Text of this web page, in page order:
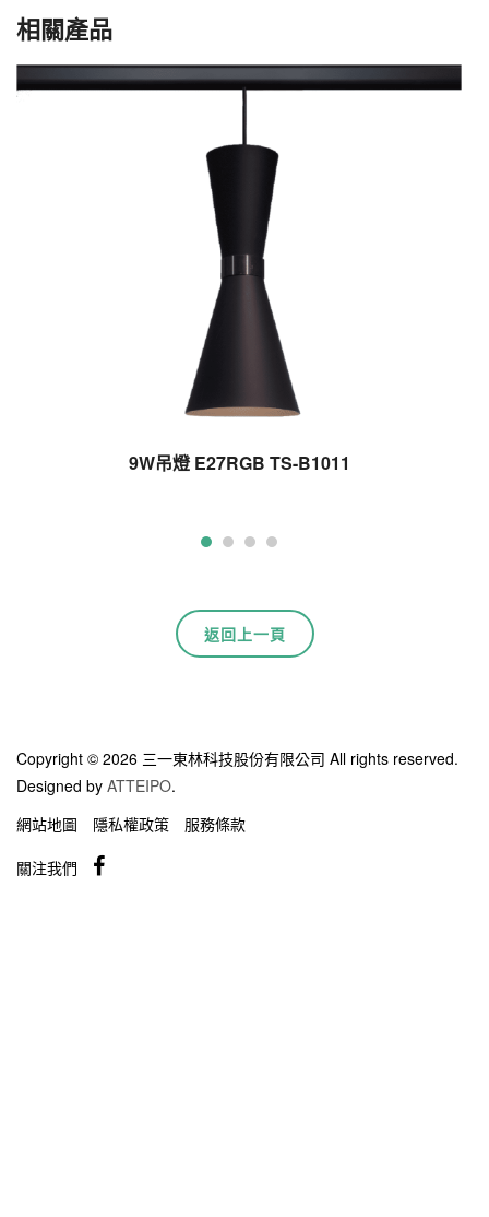
相關產品
9W吊燈 E27RGB TS-B1011
返回上一頁
Copyright © 2026 三一東林科技股份有限公司 All rights reserved.
Designed by ATTEIPO.
網站地圖
隱私權政策
服務條款
關注我們